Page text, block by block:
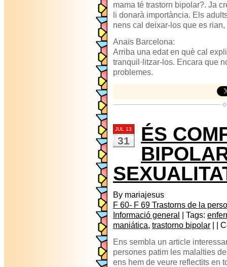
mama té trastorn bipolar?. Ja
li donarà importància. Els
nens cal deixar-los que es
Anaïs Barcelona:
Arriba una edat en què cal
tranquil·litzar-los. Encara que
problemes.
JUL 13
31
ÉS
By mariajesus
F 60- F 69 Trastorns de la
Informació general
| Tags:
maniática, trastorno bipolar | |
Ens sembla un article
persones patim les malalties
ens hem de veure reflectits en